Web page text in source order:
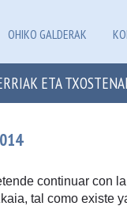
OHIKO GALDERAK
ETA
continuar con
tal como existe